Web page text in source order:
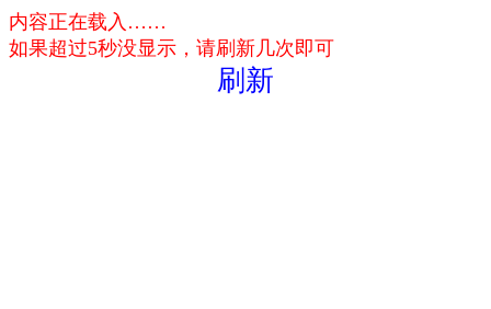
内容正在载入……
如果超过5秒没显示，请刷新几次即可
刷新